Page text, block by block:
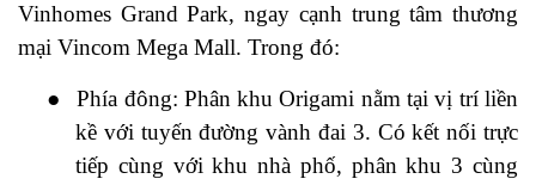
Vinhomes Grand Park, ngay cạnh trung tâm thương
mại Vincom Mega Mall. Trong đó:
●
Phía đông: Phân khu Origami nằm tại vị trí liền
kề với tuyến đường vành đai 3. Có kết nối trực
tiếp cùng với khu nhà phố, phân khu 3 cùng